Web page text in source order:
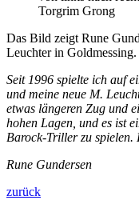
Torgrim Grong
Das Bild zeigt Rune
Leuchter in Goldmessing.
Seit 1996 spielte ich auf
und meine neue M.
etwas längeren Zug und
hohen Lagen, und es ist
Barock-Triller zu
Rune Gundersen
zurück